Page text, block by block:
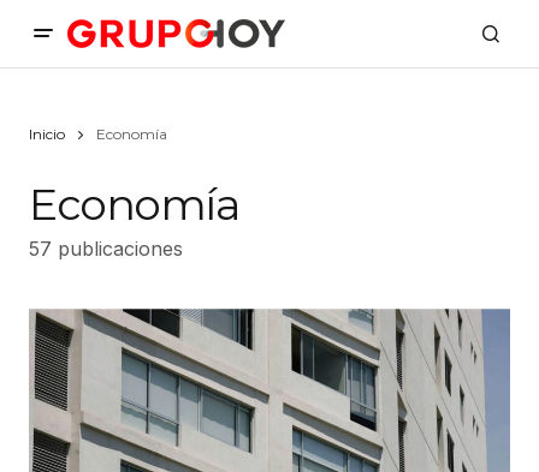
Inicio Economía
Economía
57 publicaciones